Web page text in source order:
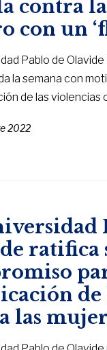
contra
con un
Pablo de
la semana con
de las violencias
2022
ratifica
las